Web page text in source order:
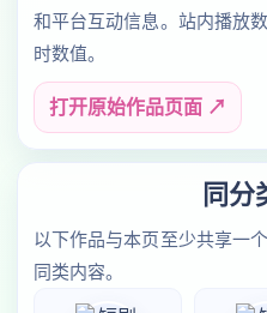
和平台互动信息。站内播放
时数值。
打开原始作品页面 ↗
同分
以下作品与本页至少共享一
同类内容。